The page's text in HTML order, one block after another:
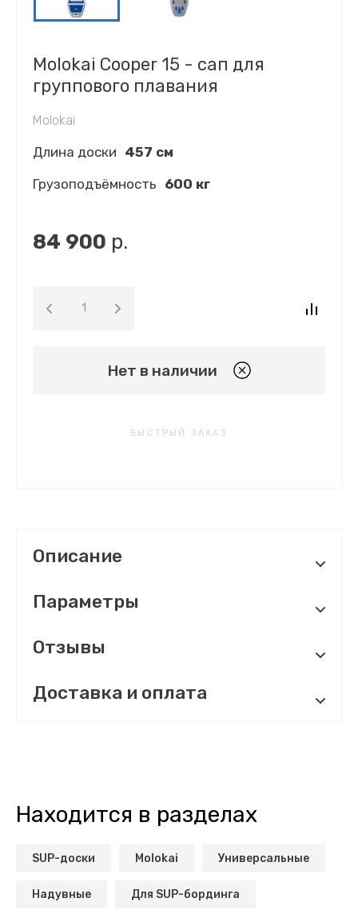
Molokai Cooper 15 - сап для
группового плавания
Molokai
Длина доски 457 см
Грузоподъёмность 600 кг
84 900 р.
Нет в наличии
БЫСТРЫЙ ЗАКАЗ
Описание
Параметры
Отзывы
Доставка и оплата
Находится в разделах
SUP-доски Molokai Универсальные
Надувные Для SUP-бординга